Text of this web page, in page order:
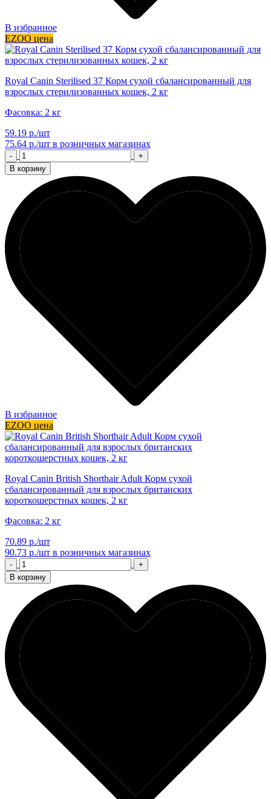
В избранное
EZOO цена
Royal Canin Sterilised 37 Корм сухой сбалансированный для
взрослых стерилизованных кошек, 2 кг
Фасовка: 2 кг
59.19 р./шт
75.64 р./шт в розничных магазинах
-
+
В корзину
В избранное
EZOO цена
Royal Canin British Shorthair Adult Корм сухой
сбалансированный для взрослых британских
короткошерстных кошек, 2 кг
Фасовка: 2 кг
70.89 р./шт
90.73 р./шт в розничных магазинах
-
+
В корзину